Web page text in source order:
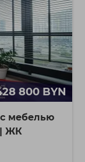
800 BYN
мебелью
| ЖК